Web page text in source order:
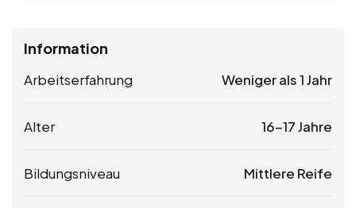
Information
Arbeitserfahrung Weniger als 1 Jahr
Alter 16-17 Jahre
Bildungsniveau Mittlere Reife